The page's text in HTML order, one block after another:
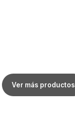
Ver más productos